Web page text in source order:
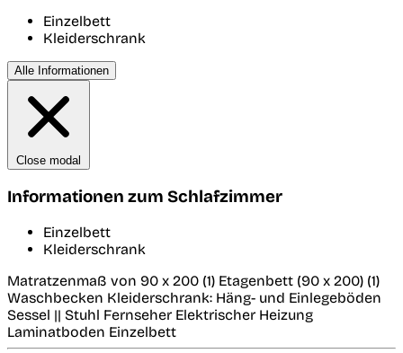
Einzelbett
Kleiderschrank
Alle Informationen
Close modal
Informationen zum Schlafzimmer
Einzelbett
Kleiderschrank
Matratzenmaß von 90 x 200 (1) Etagenbett (90 x 200) (1)
Waschbecken Kleiderschrank: Häng- und Einlegeböden
Sessel || Stuhl Fernseher Elektrischer Heizung
Laminatboden Einzelbett